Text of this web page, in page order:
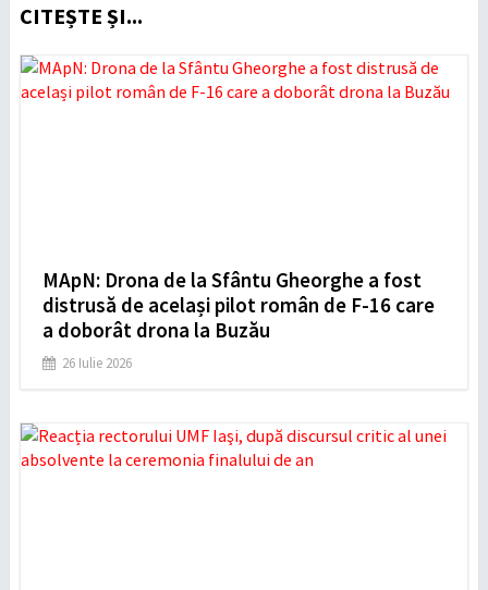
CITEȘTE ȘI...
MApN: Drona de la Sfântu Gheorghe a fost
distrusă de același pilot român de F-16 care
a doborât drona la Buzău
26 Iulie 2026